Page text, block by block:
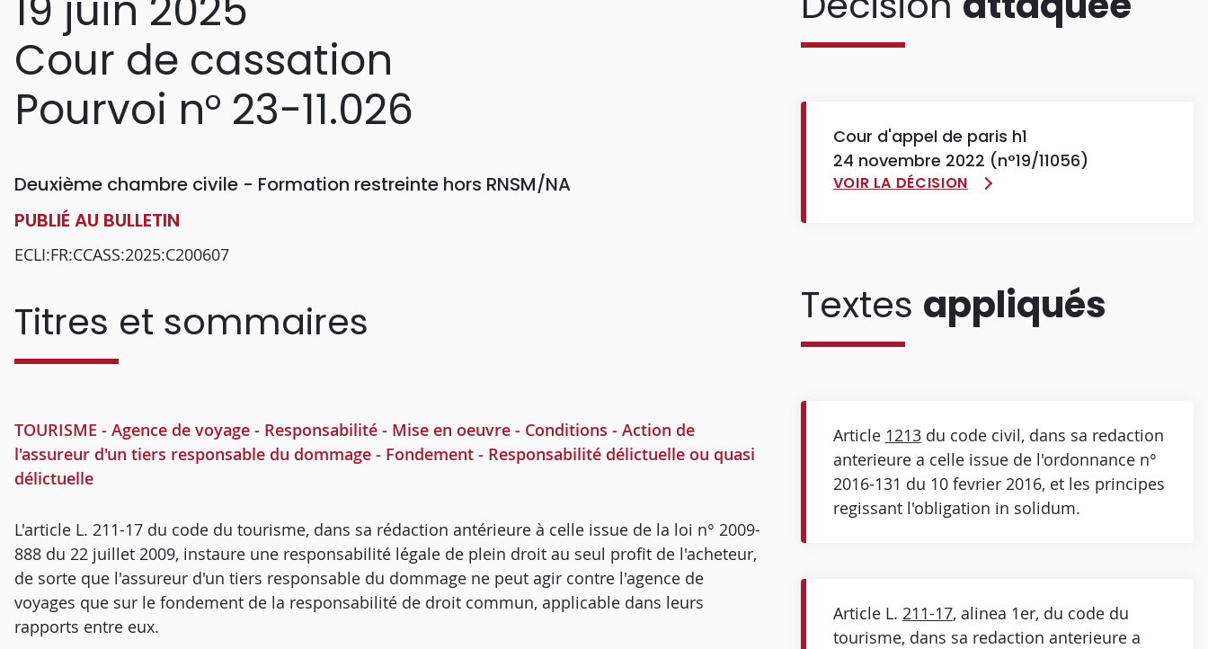
Cour de cassation
Pourvoi n° 23-11.026
Deuxième chambre civile - Formation restreinte hors RNSM/NA
PUBLIÉ AU BULLETIN
ECLI:FR:CCASS:2025:C200607
Titres et sommaires
TOURISME - Agence de voyage - Responsabilité - Mise en oeuvre - Conditions - Action de
l'assureur d'un tiers responsable du dommage - Fondement - Responsabilité délictuelle ou quasi
délictuelle
L'article L. 211-17 du code du tourisme, dans sa rédaction antérieure à celle issue de la loi n° 2009-
888 du 22 juillet 2009, instaure une responsabilité légale de plein droit au seul profit de l'acheteur,
de sorte que l'assureur d'un tiers responsable du dommage ne peut agir contre l'agence de
voyages que sur le fondement de la responsabilité de droit commun, applicable dans leurs
rapports entre eux.
Cour d'appel de paris h1
24 novembre 2022 (n°19/11056)
VOIR LA DÉCISION
Textes appliqués
Article 1213du code civil, dans sa redaction
anterieure a celle issue de l'ordonnance n°
2016-131 du 10 fevrier 2016, et les principes
regissant l'obligation in solidum.
Article L. 211-17, alinea 1er, du code du
tourisme, dans sa redaction anterieure a